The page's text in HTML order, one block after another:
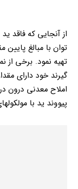
از آنجایی که فاقد
توان با مبالغ پایین
تهیه نمود. برخی از
گیرند خود دارای
املاح معدنی درون
پیووند ید با